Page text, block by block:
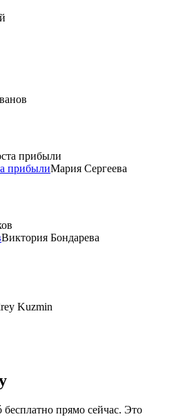
прибылиМария Сергеева
Виктория Бондарева
Kuzmin
прямо сейчас. Это